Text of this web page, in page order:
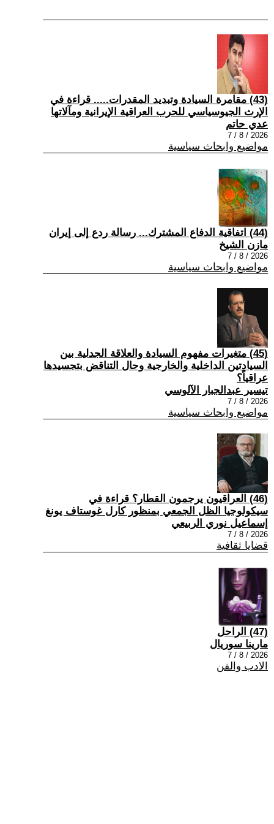
(43) مقامرة السيادة وتبديد المقدرات..... قراءة في
الإرث الجيوسياسي للحرب العراقية الإيرانية ومآلاتها
عدي حاتم
2026 / 8 / 7
مواضيع وابحاث سياسية
(44) اتفاقية الدفاع المشترك... رسالة ردع إلى إيران
مازن الشيخ
2026 / 8 / 7
مواضيع وابحاث سياسية
(45) متغيرات مفهوم السيادة والعلاقة الجدلية بين
السيادتين الداخلية والخارجية وحال التناقض بتجسيدها
عراقياً؟
تيسير عبدالجبار الآلوسي
2026 / 8 / 7
مواضيع وابحاث سياسية
(46) العراقيون يرجمون القطار؟ قراءة في
سيكولوجيا الظل الجمعي بمنظور كارل غوستاف يونغ
إسماعيل نوري الربيعي
2026 / 8 / 7
قضايا ثقافية
(47) الراحل
مارينا سوريال
2026 / 8 / 7
الادب والفن